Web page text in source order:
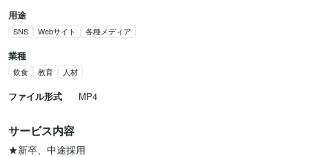
用途
SNS Webサイト 各種メディア
業種
飲食 教育 人材
ファイル形式 MP4
サービス内容
★新卒、中途採用